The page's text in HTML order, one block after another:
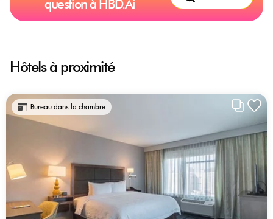
question à HBD.Ai
Hôtels à proximité
Bureau dans la chambre